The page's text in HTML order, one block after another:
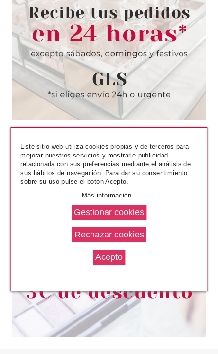
LOTTIE LONDON PINCEL
PEQUEÑO PARA SOMBRA DE
OJOS PERFECTLY PRECISE
Pvr 7.90€
-68%
desde
2.50€
COMPLEXION-ESPONJA DE
MAQUILLAJE
Pvr 9.99€
-34%
desde
6.55€
Este sitio web utiliza cookies propias y de terceros para
mejorar nuestros servicios y mostrarle publicidad
relacionada con sus preferencias mediante el análisis de
sus hábitos de navegación. Para dar su consentimiento
sobre su uso pulse el botón Acepto.
Más información